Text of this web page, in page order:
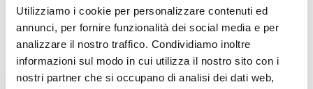
Utilizziamo i cookie per personalizzare contenuti ed
annunci, per fornire funzionalità dei social media e per
analizzare il nostro traffico. Condividiamo inoltre
informazioni sul modo in cui utilizza il nostro sito con i
nostri partner che si occupano di analisi dei dati web,